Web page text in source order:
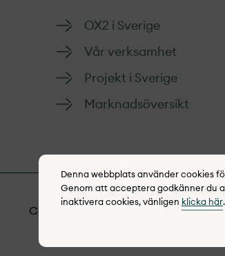
OX2 i Sverige
Vår verksamhet
Projekt­ i Sverige
Marknads­översikt
Cookie policy Integritetspolicy
Denna webbplats använder cookies
Genom att acceptera godkänner du
inaktivera cookies, vänligen klicka här.